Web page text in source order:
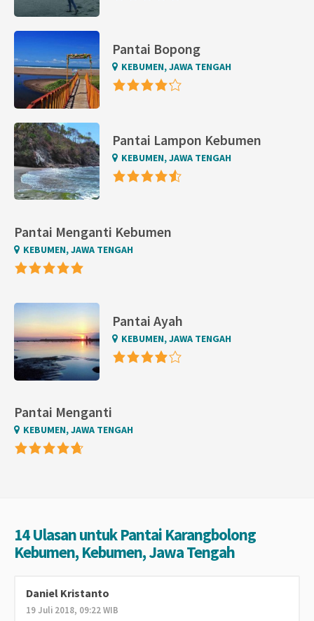
Pantai Bopong
KEBUMEN, JAWA TENGAH
Pantai Lampon Kebumen
KEBUMEN, JAWA TENGAH
Pantai Menganti Kebumen
KEBUMEN, JAWA TENGAH
Pantai Ayah
KEBUMEN, JAWA TENGAH
Pantai Menganti
KEBUMEN, JAWA TENGAH
14 Ulasan untuk Pantai Karangbolong
Kebumen, Kebumen, Jawa Tengah
Daniel Kristanto
19 Juli 2018, 09:22 WIB